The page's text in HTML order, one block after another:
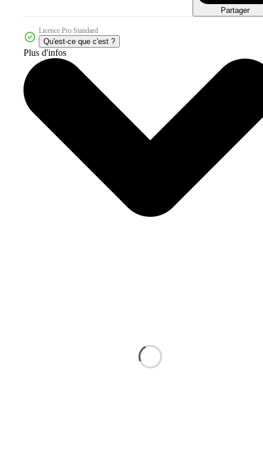
Partager
Licence Pro Standard
Qu'est-ce que c'est ?
Plus d'infos